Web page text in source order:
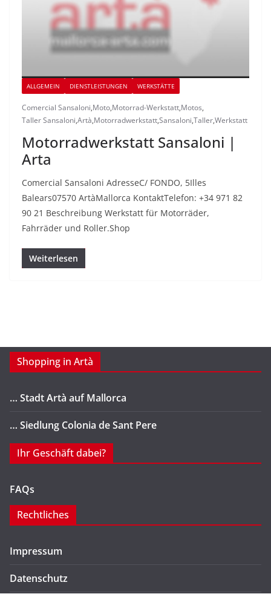
ALLGEMEIN DIENSTLEISTUNGEN WERKSTÄTTE
Comercial Sansaloni,Moto,Motorrad-Werkstatt,Motos,
Taller Sansaloni,Artà,Motorradwerkstatt,Sansaloni,Taller,Werkstatt
Motorradwerkstatt Sansaloni |
Arta
Comercial Sansaloni AdresseC/ FONDO, 5Illes
Balears07570 ArtàMallorca KontaktTelefon: +34 971 82
90 21 Beschreibung Werkstatt für Motorräder,
Fahrräder und Roller.Shop
Weiterlesen
Shopping in Artà
… Stadt Artà auf Mallorca
… Siedlung Colonia de Sant Pere
Ihr Geschäft dabei?
FAQs
Rechtliches
Impressum
Datenschutz